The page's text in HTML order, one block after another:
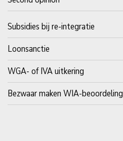
Subsidies bij re-integratie
Loonsanctie
WGA- of IVA uitkering
Bezwaar maken WIA-beoordeling